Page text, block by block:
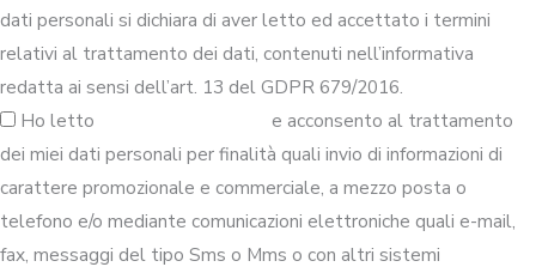
dati personali si dichiara di aver letto ed accettato i termini
relativi al trattamento dei dati, contenuti nell’informativa
redatta ai sensi dell’art. 13 del GDPR 679/2016.
Ho letto
e acconsento al trattamento
dei miei dati personali per finalità quali invio di informazioni di
carattere promozionale e commerciale, a mezzo posta o
telefono e/o mediante comunicazioni elettroniche quali e-mail,
fax, messaggi del tipo Sms o Mms o con altri sistemi